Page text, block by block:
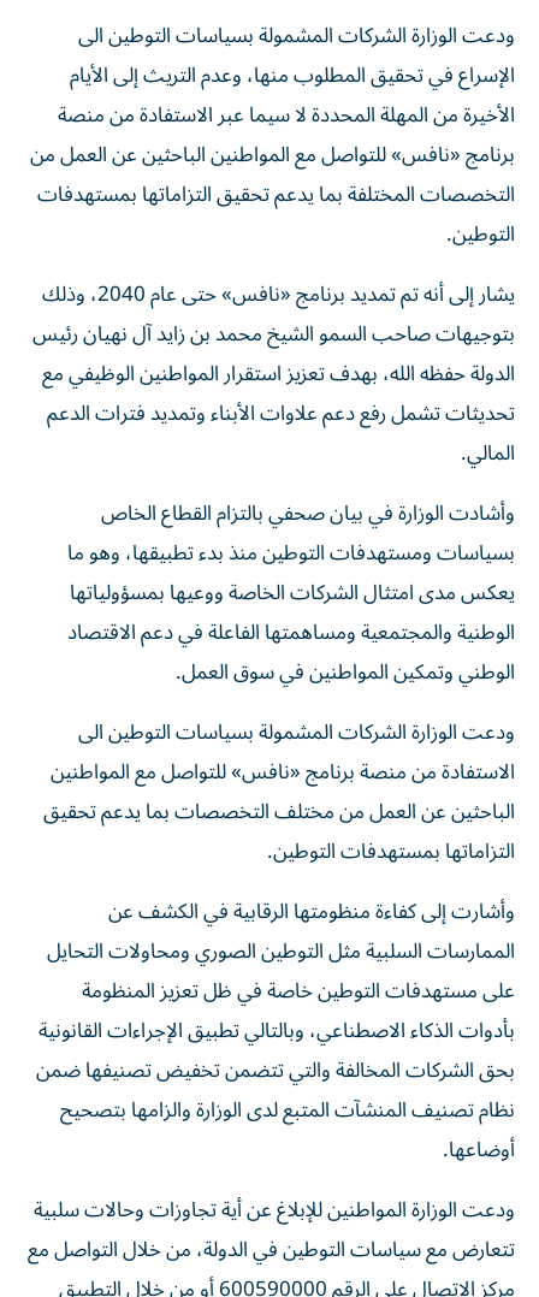
ودعت الوزارة الشركات المشمولة بسياسات التوطين الى
الإسراع في تحقيق المطلوب منها، وعدم التريث إلى الأيام
الأخيرة من المهلة المحددة لا سيما عبر الاستفادة من منصة
برنامج «نافس» للتواصل مع المواطنين الباحثين عن العمل من
التخصصات المختلفة بما يدعم تحقيق التزاماتها بمستهدفات
التوطين.
يشار إلى أنه تم تمديد برنامج «نافس» حتى عام 2040، وذلك
بتوجيهات صاحب السمو الشيخ محمد بن زايد آل نهيان رئيس
الدولة حفظه الله، بهدف تعزيز استقرار المواطنين الوظيفي مع
تحديثات تشمل رفع دعم علاوات الأبناء وتمديد فترات الدعم
المالي.
وأشادت الوزارة في بيان صحفي بالتزام القطاع الخاص
بسياسات ومستهدفات التوطين منذ بدء تطبيقها، وهو ما
يعكس مدى امتثال الشركات الخاصة ووعيها بمسؤولياتها
الوطنية والمجتمعية ومساهمتها الفاعلة في دعم الاقتصاد
الوطني وتمكين المواطنين في سوق العمل.
ودعت الوزارة الشركات المشمولة بسياسات التوطين الى
الاستفادة من منصة برنامج «نافس» للتواصل مع المواطنين
الباحثين عن العمل من مختلف التخصصات بما يدعم تحقيق
التزاماتها بمستهدفات التوطين.
وأشارت إلى كفاءة منظومتها الرقابية في الكشف عن
الممارسات السلبية مثل التوطين الصوري ومحاولات التحايل
على مستهدفات التوطين خاصة في ظل تعزيز المنظومة
بأدوات الذكاء الاصطناعي، وبالتالي تطبيق الإجراءات القانونية
بحق الشركات المخالفة والتي تتضمن تخفيض تصنيفها ضمن
نظام تصنيف المنشآت المتبع لدى الوزارة والزامها بتصحيح
أوضاعها.
ودعت الوزارة المواطنين للإبلاغ عن أية تجاوزات وحالات سلبية
تتعارض مع سياسات التوطين في الدولة، من خلال التواصل مع